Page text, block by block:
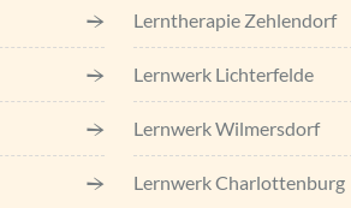
Lerntherapie Zehlendorf
Lernwerk Lichterfelde
Lernwerk Wilmersdorf
Lernwerk Charlottenburg